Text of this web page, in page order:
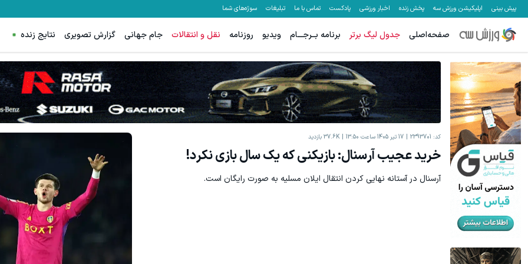
پیش بینی اپلیکیشن ورزش سه پخش زنده اخبار ورزشی پادکست تماس با ما تبلیغات سوژه‌های شما
صفحه‌اصلی جدول لیگ برتر برنامه بــرجـــام ویدیو روزنامه نقل و انتقالات جام جهانی گزارش تصویری نتایج زنده
کد: 2393701 17 تیر 1405 ساعت 13:50 37.6K بازدید
خرید عجیب آرسنال: بازیکنی که یک سال بازی نکرد!
آرسنال در آستانه نهایی کردن انتقال ایلان مسلیه به صورت رایگان است.